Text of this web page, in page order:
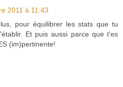
2011 à 11:43
pour équilibrer les stats que tu
Et puis aussi parce que t'es
(im)pertinente!